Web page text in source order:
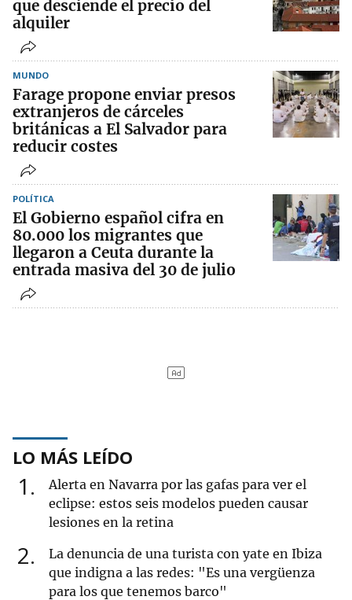
que desciende el precio del
alquiler
MUNDO
Farage propone enviar presos
extranjeros de cárceles
británicas a El Salvador para
reducir costes
POLÍTICA
El Gobierno español cifra en
80.000 los migrantes que
llegaron a Ceuta durante la
entrada masiva del 30 de julio
LO MÁS LEÍDO
1
Alerta en Navarra por las gafas para ver el
eclipse: estos seis modelos pueden causar
lesiones en la retina
2
La denuncia de una turista con yate en Ibiza
que indigna a las redes: "Es una vergüenza
para los que tenemos barco"